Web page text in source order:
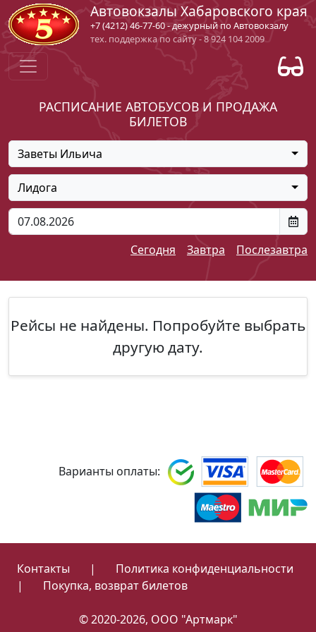
Автовокзалы Хабаровского края
+7 (4212) 46-77-60 - дежурный по Автовокзалу
тех. поддержка по сайту - 8 924 104 2009
РАСПИСАНИЕ АВТОБУСОВ И ПРОДАЖА
БИЛЕТОВ
Заветы Ильича
Лидога
Сегодня Завтра Послезавтра
Рейсы не найдены. Попробуйте выбрать
другую дату.
Варианты оплаты:
Контакты |
Политика конфиденциальности
|
Покупка, возврат билетов
© 2020-2026, ООО "Артмарк"